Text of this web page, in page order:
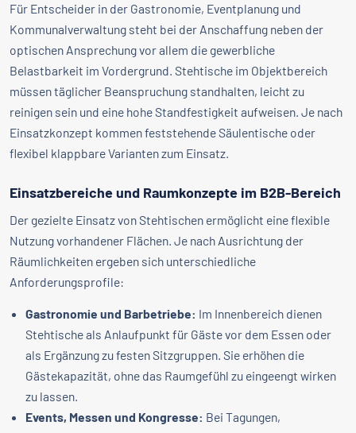
Für Entscheider in der Gastronomie, Eventplanung und
Kommunalverwaltung steht bei der Anschaffung neben der
optischen Ansprechung vor allem die gewerbliche
Belastbarkeit im Vordergrund. Stehtische im Objektbereich
müssen täglicher Beanspruchung standhalten, leicht zu
reinigen sein und eine hohe Standfestigkeit aufweisen. Je nach
Einsatzkonzept kommen feststehende Säulentische oder
flexibel klappbare Varianten zum Einsatz.
Einsatzbereiche und Raumkonzepte im B2B-Bereich
Der gezielte Einsatz von Stehtischen ermöglicht eine flexible
Nutzung vorhandener Flächen. Je nach Ausrichtung der
Räumlichkeiten ergeben sich unterschiedliche
Anforderungsprofile:
Gastronomie und Barbetriebe: Im Innenbereich dienen
Stehtische als Anlaufpunkt für Gäste vor dem Essen oder
als Ergänzung zu festen Sitzgruppen. Sie erhöhen die
Gästekapazität, ohne das Raumgefühl zu eingeengt wirken
zu lassen.
Events, Messen und Kongresse: Bei Tagungen,